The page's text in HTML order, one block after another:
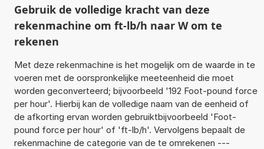
Gebruik de volledige kracht van deze
rekenmachine om ft-lb/h naar W om te
rekenen
Met deze rekenmachine is het mogelijk om de waarde in te
voeren met de oorspronkelijke meeteenheid die moet
worden geconverteerd; bijvoorbeeld '192 Foot-pound force
per hour'. Hierbij kan de volledige naam van de eenheid of
de afkorting ervan worden gebruiktbijvoorbeeld 'Foot-
pound force per hour' of 'ft-lb/h'. Vervolgens bepaalt de
rekenmachine de categorie van de te omrekenen ---